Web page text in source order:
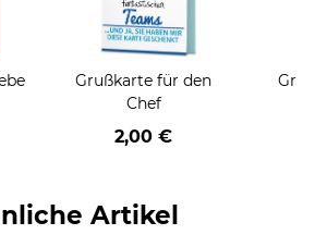
Grußkarte für den
Chef
2,00 €
Artikel